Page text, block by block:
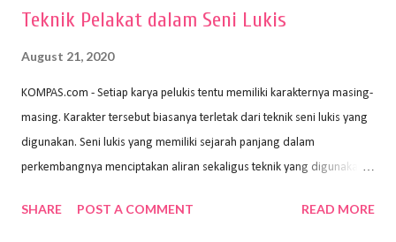
Teknik Pelakat dalam Seni Lukis
August 21, 2020
KOMPAS.com - Setiap karya pelukis tentu memiliki karakternya masing-
masing. Karakter tersebut biasanya terletak dari teknik seni lukis yang
digunakan. Seni lukis yang memiliki sejarah panjang dalam
perkembangnya menciptakan aliran sekaligus teknik yang digunakan.
Wayan Kun Adnyana, teknik yang berbeda tentunya akan
SHARE POST A COMMENT READ MORE